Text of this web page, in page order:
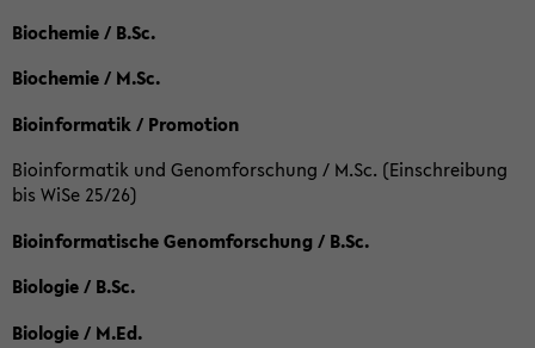
Biochemie / B.Sc.
Biochemie / M.Sc.
Bioinformatik / Promotion
Bioinformatik und Genomforschung / M.Sc. (Einschreibung
bis WiSe 25/26)
Bioinformatische Genomforschung / B.Sc.
Biologie / B.Sc.
Biologie / M.Ed.